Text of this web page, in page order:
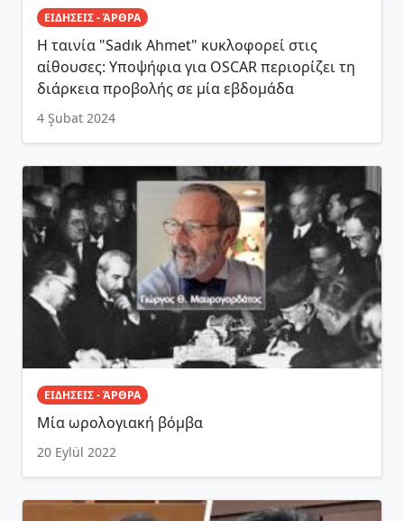
ΕΙΔΗΣΕΙΣ - ΆΡΘΡΑ
Η ταινία "Sadık Ahmet" κυκλοφορεί στις
αίθουσες: Υποψήφια για OSCAR περιορίζει τη
διάρκεια προβολής σε μία εβδομάδα
4 Şubat 2024
ΕΙΔΗΣΕΙΣ - ΆΡΘΡΑ
Μία ωρολογιακή βόμβα
20 Eylül 2022